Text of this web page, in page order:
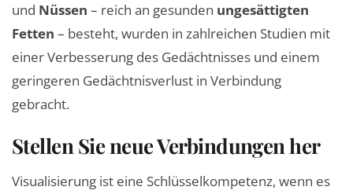
und Nüssen – reich an gesunden ungesättigten
Fetten – besteht, wurden in zahlreichen Studien mit
einer Verbesserung des Gedächtnisses und einem
geringeren Gedächtnisverlust in Verbindung
gebracht.
Stellen Sie neue Verbindungen her
Visualisierung ist eine Schlüsselkompetenz, wenn es